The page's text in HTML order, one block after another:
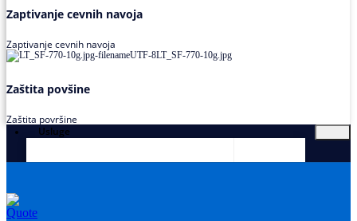
Zaptivanje cevnih navoja
Zaptivanje cevnih navoja
Zaštita povšine
Zaštita površine
Usluge